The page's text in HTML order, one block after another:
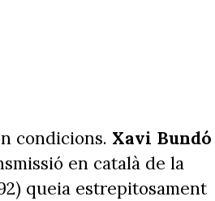
condicions. Xavi Bundó
en català de la
queia estrepitosament